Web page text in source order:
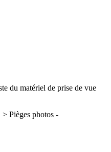
du matériel de prise de vue
Pièges photos -